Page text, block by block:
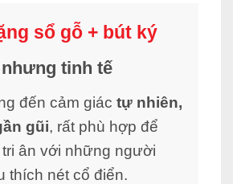
sổ gỗ + bút ký
tinh tế
đến cảm giáctự nhiên,
gũi, rất phù hợp để
tri ân với những người
thích nét cổ điển.